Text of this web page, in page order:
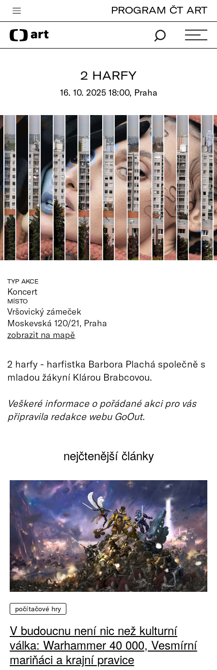
Česká televize
Zpravodajství
Pro děti
edu
Vše o ČT
PROGRAM ČT ART
2 HARFY
16. 10. 2025 18:00, Praha
TYP AKCE
Koncert
MÍSTO
Vršovický zámeček
Moskevská 120/21, Praha
zobrazit na mapě
2 harfy - harfistka Barbora Plachá společně s
mladou žákyní Klárou Brabcovou.
Veškeré informace o pořádané akci pro vás
připravila redakce webu GoOut.
nejčtenější články
počítačové hry
V budoucnu není nic než kulturní
válka: Warhammer 40 000, Vesmírní
mariňáci a krajní pravice